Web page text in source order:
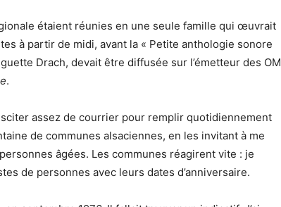
étaient réunies en une seule famille qui œuvrait
à partir de midi, avant la « Petite anthologie sonore
Drach, devait être diffusée sur l’émetteur des OM
.
assez de courrier pour remplir quotidiennement
de communes alsaciennes, en les invitant à me
âgées. Les communes réagirent vite : je
de personnes avec leurs dates d’anniversaire.